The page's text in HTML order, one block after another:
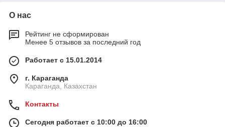
О нас
Рейтинг не сформирован
Менее 5 отзывов за последний год
Работает с 15.01.2014
г. Караганда
Караганда, Казахстан
Контакты
Сегодня работает с 10:00 до 16:00